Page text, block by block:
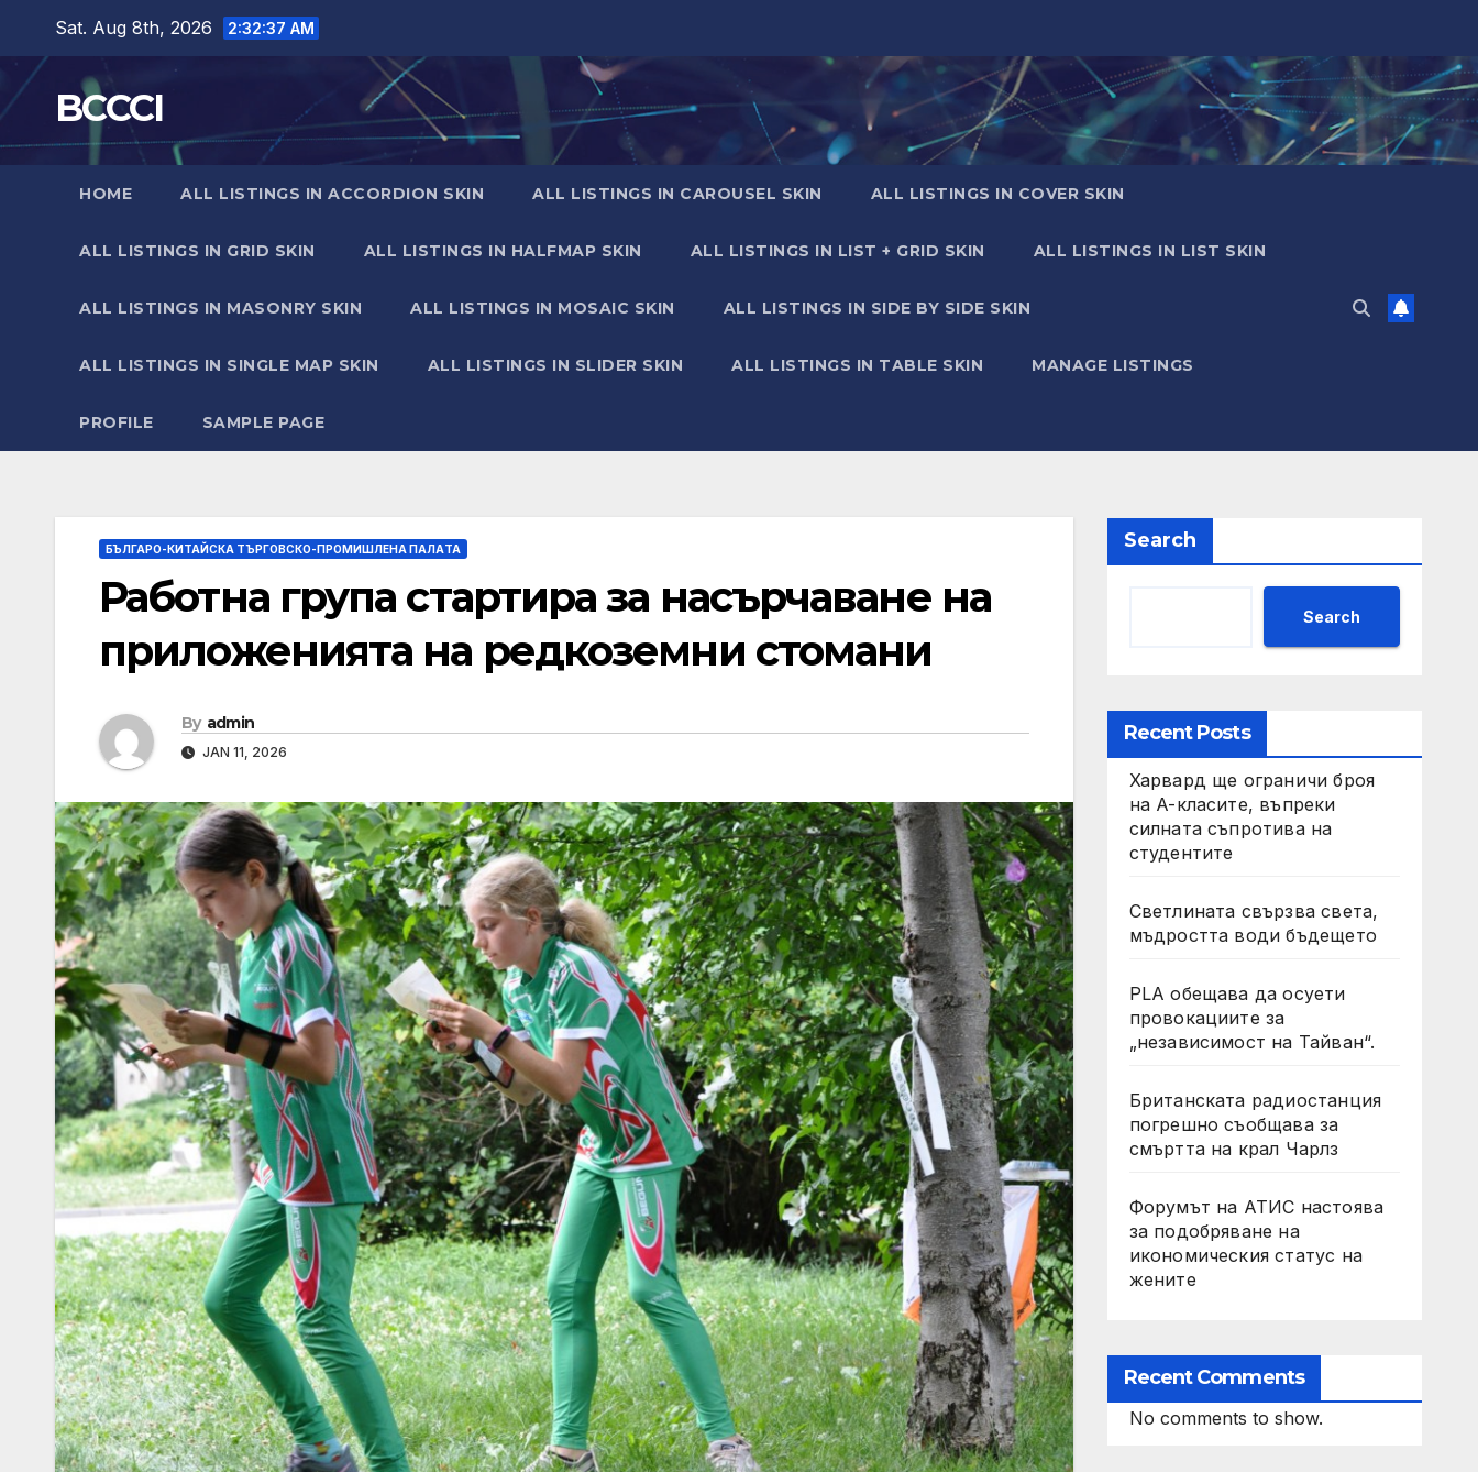
content
Sat. Aug 8th, 2026 2:32:39 AM
BCCCI
HOME ALL LISTINGS IN ACCORDION SKIN ALL LISTINGS IN CAROUSEL SKIN ALL LISTINGS IN COVER SKIN
ALL LISTINGS IN GRID SKIN ALL LISTINGS IN HALFMAP SKIN ALL LISTINGS IN LIST + GRID SKIN ALL LISTINGS IN LIST SKIN
ALL LISTINGS IN MASONRY SKIN ALL LISTINGS IN MOSAIC SKIN ALL LISTINGS IN SIDE BY SIDE SKIN
ALL LISTINGS IN SINGLE MAP SKIN ALL LISTINGS IN SLIDER SKIN ALL LISTINGS IN TABLE SKIN MANAGE LISTINGS
PROFILE SAMPLE PAGE
БЪЛГАРО-КИТАЙСКА ТЪРГОВСКО-ПРОМИШЛЕНА ПАЛAТА
Работна група стартира за насърчаване на
приложенията на редкоземни стомани
By admin
JAN 11, 2026
Search
Search
Recent Posts
Харвард ще ограничи броя
на A-класите, въпреки
силната съпротива на
студентите
Светлината свързва света,
мъдростта води бъдещето
PLA обещава да осуети
провокациите за
„независимост на Тайван“.
Британската радиостанция
погрешно съобщава за
смъртта на крал Чарлз
Форумът на АТИС настоява
за подобряване на
икономическия статус на
жените
Recent Comments
No comments to show.